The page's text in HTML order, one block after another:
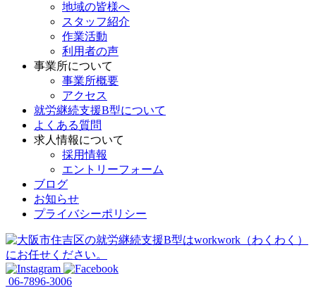
地域の皆様へ
スタッフ紹介
作業活動
利用者の声
事業所について
事業所概要
アクセス
就労継続支援B型について
よくある質問
求人情報について
採用情報
エントリーフォーム
ブログ
お知らせ
プライバシーポリシー
06-7896-3006